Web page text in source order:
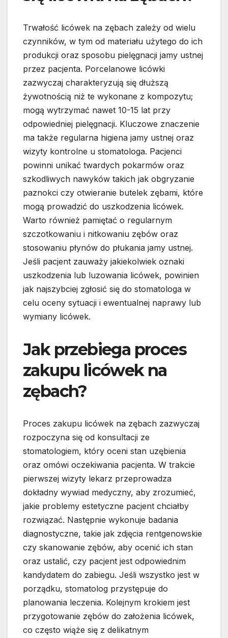
Trwałość licówek na zębach zależy od wielu
czynników, w tym od materiału użytego do ich
produkcji oraz sposobu pielęgnacji jamy ustnej
przez pacjenta. Porcelanowe licówki
zazwyczaj charakteryzują się dłuższą
żywotnością niż te wykonane z kompozytu;
mogą wytrzymać nawet 10-15 lat przy
odpowiedniej pielęgnacji. Kluczowe znaczenie
ma także regularna higiena jamy ustnej oraz
wizyty kontrolne u stomatologa. Pacjenci
powinni unikać twardych pokarmów oraz
szkodliwych nawyków takich jak obgryzanie
paznokci czy otwieranie butelek zębami, które
mogą prowadzić do uszkodzenia licówek.
Warto również pamiętać o regularnym
szczotkowaniu i nitkowaniu zębów oraz
stosowaniu płynów do płukania jamy ustnej.
Jeśli pacjent zauważy jakiekolwiek oznaki
uszkodzenia lub luzowania licówek, powinien
jak najszybciej zgłosić się do stomatologa w
celu oceny sytuacji i ewentualnej naprawy lub
wymiany licówek.
Jak przebiega proces
zakupu licówek na
zębach?
Proces zakupu licówek na zębach zazwyczaj
rozpoczyna się od konsultacji ze
stomatologiem, który oceni stan uzębienia
oraz omówi oczekiwania pacjenta. W trakcie
pierwszej wizyty lekarz przeprowadza
dokładny wywiad medyczny, aby zrozumieć,
jakie problemy estetyczne pacjent chciałby
rozwiązać. Następnie wykonuje badania
diagnostyczne, takie jak zdjęcia rentgenowskie
czy skanowanie zębów, aby ocenić ich stan
oraz ustalić, czy pacjent jest odpowiednim
kandydatem do zabiegu. Jeśli wszystko jest w
porządku, stomatolog przystępuje do
planowania leczenia. Kolejnym krokiem jest
przygotowanie zębów do założenia licówek,
co często wiąże się z delikatnym